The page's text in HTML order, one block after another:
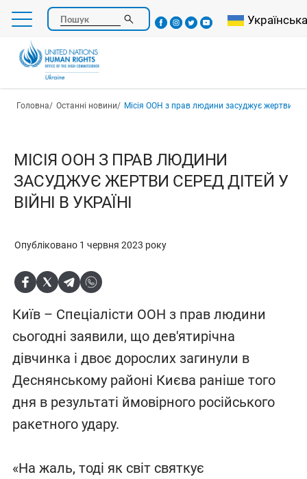
Перейти
основного
Пошук Select your
Українська
Рядок навіґації
Головна Останні новини Місія ООН з прав людини засуджує жертви серед
МІСІЯ ООН З ПРАВ ЛЮДИНИ
ЗАСУДЖУЄ ЖЕРТВИ СЕРЕД ДІТЕЙ У
ВІЙНІ В УКРАЇНІ
Опубліковано 1 червня 2023 року
Київ – Спеціалісти ООН з прав людини
сьогодні заявили, що дев'ятирічна
дівчинка і двоє дорослих загинули в
Деснянському районі Києва раніше того
дня в результаті ймовірного російського
ракетного удару.
«На жаль, тоді як світ святкує